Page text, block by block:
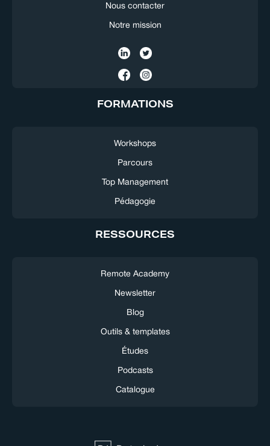
Nous contacter
Notre mission
FORMATIONS
Workshops
Parcours
Top Management
Pédagogie
RESSOURCES
Remote Academy
Newsletter
Blog
Outils & templates
Études
Podcasts
Catalogue